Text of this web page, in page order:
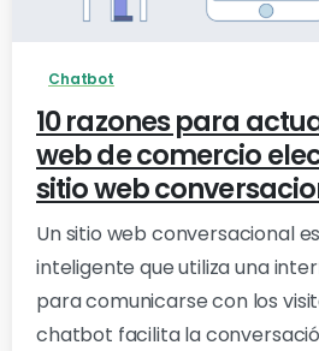
Chatbot
10 razones para
web de comercio
sitio web
Un sitio web conversacional
inteligente que utiliza una
para comunicarse con los
chatbot facilita la